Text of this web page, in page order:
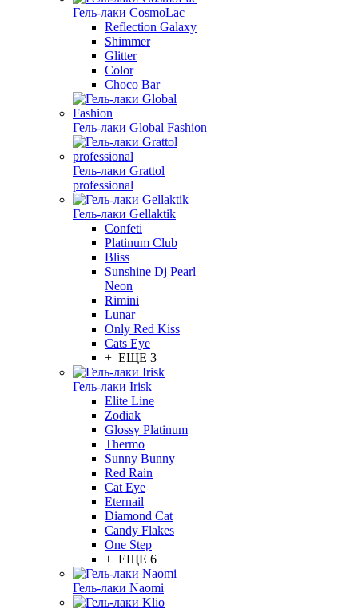
Гель-лаки CosmoLac
Reflection Galaxy
Shimmer
Glitter
Color
Choco Bar
Гель-лаки Global Fashion
Гель-лаки Grattol
professional
Гель-лаки Gellaktik
Confeti
Platinum Club
Bliss
Sunshine Dj Pearl
Neon
Rimini
Lunar
Only Red Kiss
Cats Eye
+ ЕЩЕ 3
Гель-лаки Irisk
Elite Line
Zodiak
Glossy Platinum
Thermo
Sunny Bunny
Red Rain
Cat Eye
Eternail
Diamond Cat
Candy Flakes
One Step
+ ЕЩЕ 6
Гель-лаки Naomi